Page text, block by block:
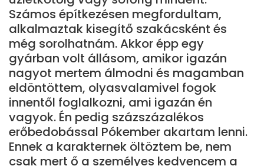
Számos építkezésen megfordultam,
alkalmaztak kisegítő szakácsként és
még sorolhatnám. Akkor épp egy
gyárban volt állásom, amikor igazán
nagyot mertem álmodni és magamban
eldöntöttem, olyasvalamivel fogok
innentől foglalkozni, ami igazán én
vagyok. Én pedig százszázalékos
erőbedobással Pókember akartam lenni.
Ennek a karakternek öltöztem be, nem
csak mert ő a személyes kedvencem a